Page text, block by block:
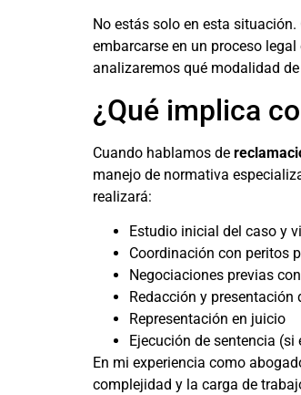
No estás solo en esta
embarcarse en un proceso
analizaremos qué modalidad
¿Qué implica
Cuando hablamos de
manejo de normativa
realizará:
Estudio inicial del caso y
Coordinación con peritos
Negociaciones previas
Redacción y presentación
Representación en juicio
Ejecución de sentencia (si
En mi experiencia como
complejidad y la carga de